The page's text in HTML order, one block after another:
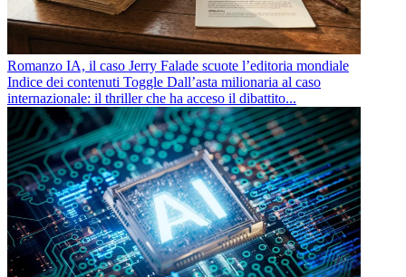
Romanzo IA, il caso Jerry Falade scuote l’editoria mondiale
Indice dei contenuti Toggle Dall’asta milionaria al caso
internazionale: il thriller che ha acceso il dibattito...